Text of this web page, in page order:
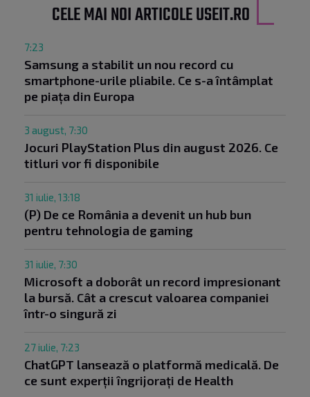
CELE MAI NOI ARTICOLE USEIT.RO
7:23
Samsung a stabilit un nou record cu
smartphone-urile pliabile. Ce s-a întâmplat
pe piața din Europa
3 august, 7:30
Jocuri PlayStation Plus din august 2026. Ce
titluri vor fi disponibile
31 iulie, 13:18
(P) De ce România a devenit un hub bun
pentru tehnologia de gaming
31 iulie, 7:30
Microsoft a doborât un record impresionant
la bursă. Cât a crescut valoarea companiei
într-o singură zi
27 iulie, 7:23
ChatGPT lansează o platformă medicală. De
ce sunt experții îngrijorați de Health